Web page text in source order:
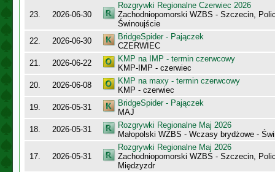
23. 2026-06-30
Rozgrywki Regionalne Czerwiec 2026
Zachodniopomorski WZBS - Szczecin,
Świnoujście
22.
2026-06-30
BridgeSpider - Pajączek
CZERWIEC
21.
2026-06-22
KMP na IMP - termin czerwcowy
KMP-IMP - czerwiec
20.
2026-06-08
KMP na maxy - termin czerwcowy
KMP - czerwiec
19.
2026-05-31
BridgeSpider - Pajączek
MAJ
18.
2026-05-31
Rozgrywki Regionalne Maj 2026
Małopolski WZBS - Wczasy brydżowe -
17. 2026-05-31
Rozgrywki Regionalne Maj 2026
Zachodniopomorski WZBS - Szczecin,
Międzyzdr